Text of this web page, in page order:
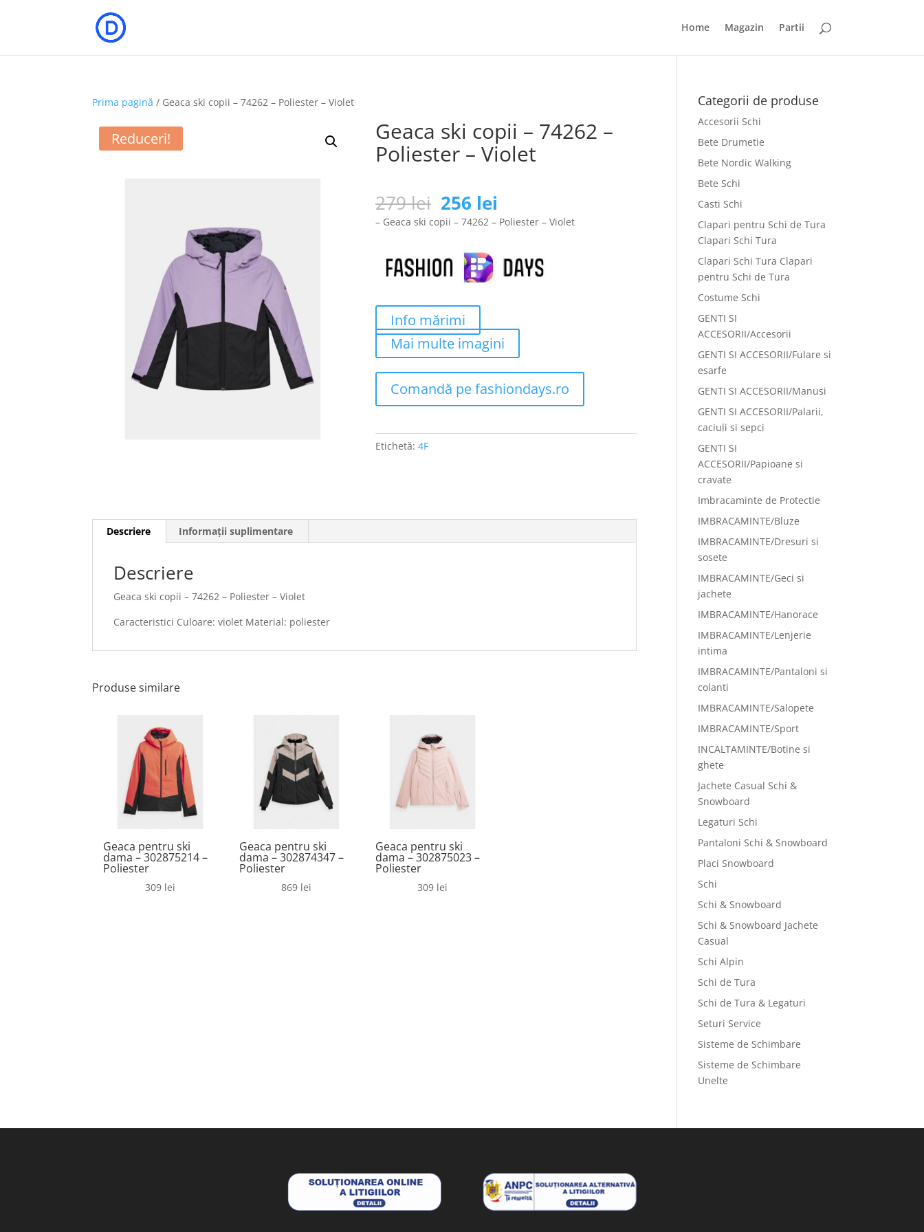
Home Magazin Partii
Prima pagină / Geaca ski copii – 74262 – Poliester – Violet
Reduceri!
Geaca ski copii – 74262 –
Poliester – Violet
279lei Prețul
inițial
a
fost:
279 lei.
256 lei
curent
este:
– Geaca ski copii – 74262 – Poliester – Violet
Info mărimi
Mai multe imagini
Comandă pe fashiondays.ro
Etichetă:4F
Descriere Informații suplimentare
Descriere
Geaca ski copii – 74262 – Poliester – Violet
Caracteristici Culoare: violet Material: poliester
Produse similare
Geaca pentru ski
dama – 302875214 –
Poliester
309 lei
Geaca pentru ski
dama – 302874347 –
Poliester
869 lei
Geaca pentru ski
dama – 302875023 –
Poliester
309 lei
Categorii de produse
Accesorii Schi
Bete Drumetie
Bete Nordic Walking
Bete Schi
Casti Schi
Clapari pentru Schi de Tura
Clapari Schi Tura
Clapari Schi Tura Clapari
pentru Schi de Tura
Costume Schi
GENTI SI
ACCESORII/Accesorii
GENTI SI ACCESORII/Fulare si
esarfe
GENTI SI ACCESORII/Manusi
GENTI SI ACCESORII/Palarii,
caciuli si sepci
GENTI SI
ACCESORII/Papioane si
cravate
Imbracaminte de Protectie
IMBRACAMINTE/Bluze
IMBRACAMINTE/Dresuri si
sosete
IMBRACAMINTE/Geci si
jachete
IMBRACAMINTE/Hanorace
IMBRACAMINTE/Lenjerie
intima
IMBRACAMINTE/Pantaloni si
colanti
IMBRACAMINTE/Salopete
IMBRACAMINTE/Sport
INCALTAMINTE/Botine si
ghete
Jachete Casual Schi &
Snowboard
Legaturi Schi
Pantaloni Schi & Snowboard
Placi Snowboard
Schi
Schi & Snowboard
Schi & Snowboard Jachete
Casual
Schi Alpin
Schi de Tura
Schi de Tura & Legaturi
Seturi Service
Sisteme de Schimbare
Sisteme de Schimbare
Unelte